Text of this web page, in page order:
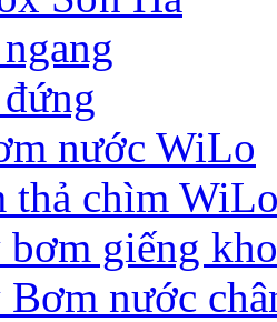
nước WiLo
thả chìm
giếng
nước